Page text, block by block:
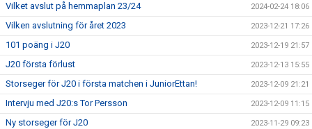
Vilket avslut på hemmaplan 23/24 2024-02-24 18:06
Vilken avslutning för året 2023 2023-12-21 17:26
101 poäng i J20 2023-12-19 21:57
J20 första förlust 2023-12-13 15:55
Storseger för J20 i första matchen i JuniorEttan! 2023-12-09 21:21
Intervju med J20:s Tor Persson 2023-12-09 11:15
Ny storseger för J20 2023-11-29 09:23